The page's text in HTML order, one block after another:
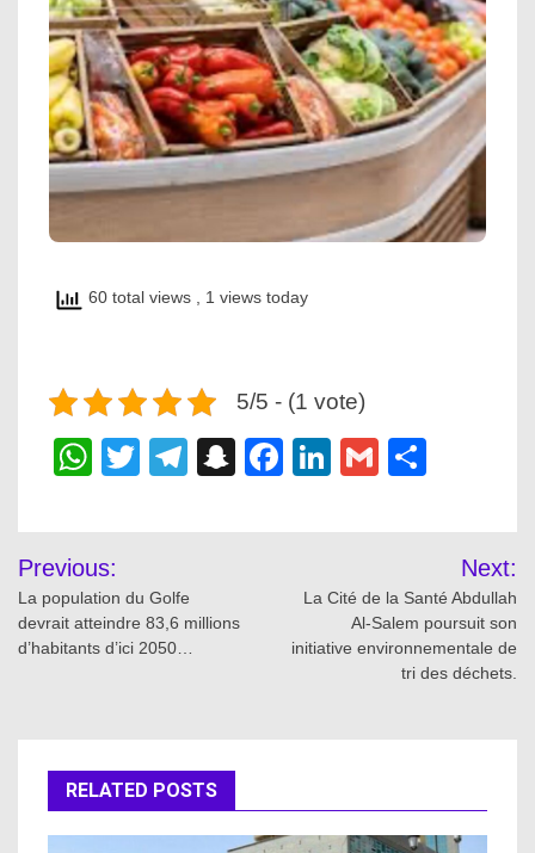
60 total views , 1 views today
5/5 - (1 vote)
WhatsApp
TwitterTelegram
Snapchat
Facebook
LinkedIn
Gmail
Post
navigation
Previous:
La population du Golfe
devrait atteindre 83,6 millions
d’habitants d’ici 2050…
Next:
La Cité de la Santé Abdullah
Al-Salem poursuit son
initiative environnementale de
tri des déchets.
RELATED POSTS